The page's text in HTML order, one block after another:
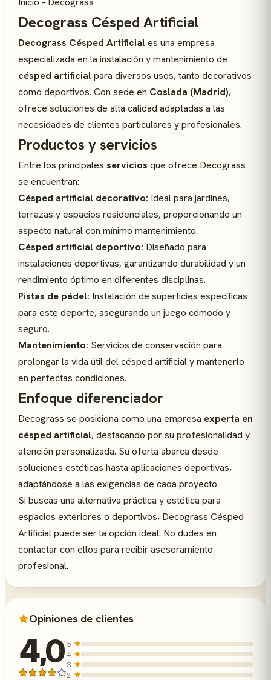
Decograss Césped Artificial
Decograss Césped Artificiales una empresa
especializada en la instalación y mantenimiento de
césped artificialpara diversos usos, tanto decorativos
como deportivos. Con sede en Coslada (Madrid),
ofrece soluciones de alta calidad adaptadas a las
necesidades de clientes particulares y profesionales.
Productos y servicios
Entre los principales servicios que ofrece Decograss
se encuentran:
Césped artificial decorativo: Ideal para jardines,
terrazas y espacios residenciales, proporcionando un
aspecto natural con mínimo mantenimiento.
Césped artificial deportivo: Diseñado para
instalaciones deportivas, garantizando durabilidad y un
rendimiento óptimo en diferentes disciplinas.
Pistas de pádel: Instalación de superficies específicas
para este deporte, asegurando un juego cómodo y
seguro.
Mantenimiento: Servicios de conservación para
prolongar la vida útil del césped artificial y mantenerlo
en perfectas condiciones.
Enfoque diferenciador
Decograss se posiciona como una empresa experta en
césped artificial, destacando por su profesionalidad y
atención personalizada. Su oferta abarca desde
soluciones estéticas hasta aplicaciones deportivas,
adaptándose a las exigencias de cada proyecto.
Si buscas una alternativa práctica y estética para
espacios exteriores o deportivos, Decograss Césped
Artificial puede ser la opción ideal. No dudes en
contactar con ellos para recibir asesoramiento
profesional.
Opiniones de clientes
4,0 5
4
3
2